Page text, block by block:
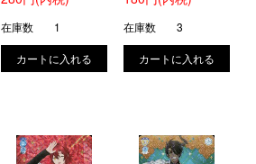
在庫数 1 在庫数 3